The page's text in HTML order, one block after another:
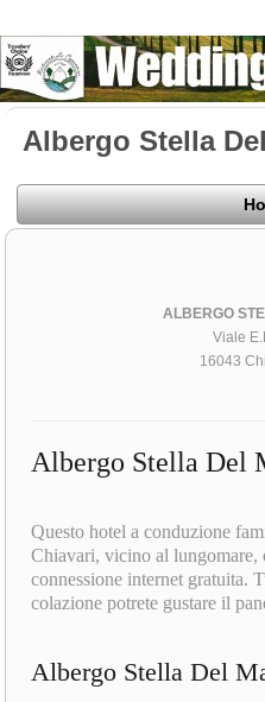
Albergo Stella
ALBERGO
Viale
16043
Albergo Stella Del
Questo hotel a conduzione
Chiavari, vicino al lungomare,
connessione internet gratuita.
colazione potrete gustare il
Albergo Stella Del